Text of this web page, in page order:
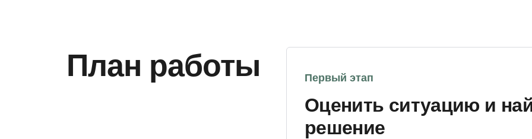
План работы Первый этап
Оценить ситуацию и
решение